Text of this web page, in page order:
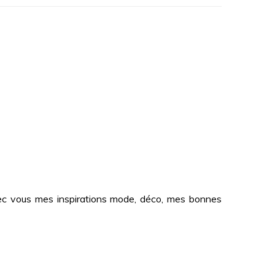
vous mes inspirations mode, déco, mes bonnes